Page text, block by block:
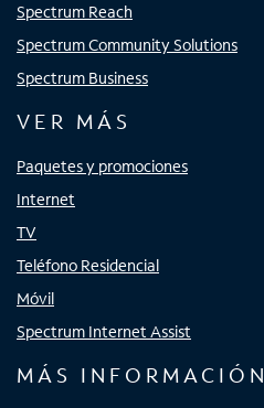
Spectrum Reach
Spectrum Community Solutions
Spectrum Business
VER MÁS
Paquetes y promociones
Internet
TV
Teléfono Residencial
Móvil
Spectrum Internet Assist
MÁS INFORMACIÓN